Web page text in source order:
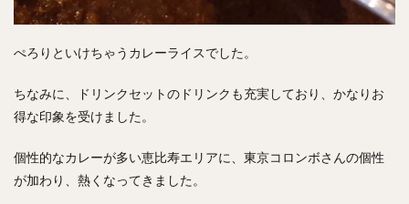
ぺろりといけちゃうカレーライスでした。
ちなみに、ドリンクセットのドリンクも充実しており、かなりお
得な印象を受けました。
個性的なカレーが多い恵比寿エリアに、東京コロンボさんの個性
が加わり、熱くなってきました。